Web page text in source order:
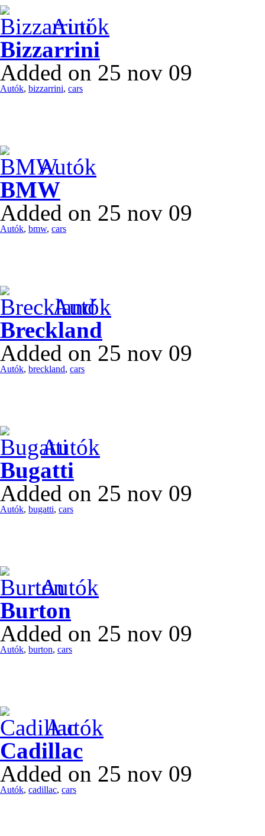
Autók
Bizzarrini
Added on 25 nov 09
Autók, bizzarrini, cars
Autók
BMW
Added on 25 nov 09
Autók, bmw, cars
Autók
Breckland
Added on 25 nov 09
Autók, breckland, cars
Autók
Bugatti
Added on 25 nov 09
Autók, bugatti, cars
Autók
Burton
Added on 25 nov 09
Autók, burton, cars
Autók
Cadillac
Added on 25 nov 09
Autók, cadillac, cars